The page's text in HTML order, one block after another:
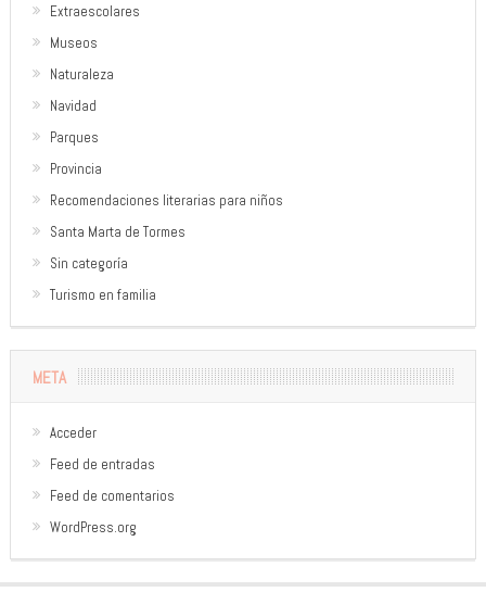
Extraescolares
Museos
Naturaleza
Navidad
Parques
Provincia
Recomendaciones literarias para niños
Santa Marta de Tormes
Sin categoría
Turismo en familia
META
Acceder
Feed de entradas
Feed de comentarios
WordPress.org